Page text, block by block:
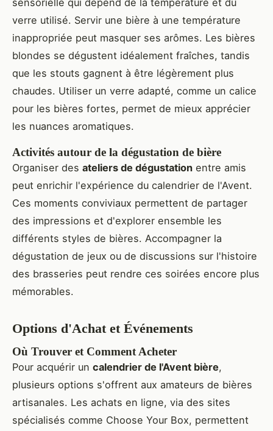
verre utilisé. Servir une bière à une température
inappropriée peut masquer ses arômes. Les bières
blondes se dégustent idéalement fraîches, tandis
que les stouts gagnent à être légèrement plus
chaudes. Utiliser un verre adapté, comme un calice
pour les bières fortes, permet de mieux apprécier
les nuances aromatiques.
Activités autour de la dégustation de bière
Organiser des ateliers de dégustation entre amis
peut enrichir l'expérience du calendrier de l'Avent.
Ces moments conviviaux permettent de partager
des impressions et d'explorer ensemble les
différents styles de bières. Accompagner la
dégustation de jeux ou de discussions sur l'histoire
des brasseries peut rendre ces soirées encore plus
mémorables.
Options d'Achat et Événements
Où Trouver et Comment Acheter
Pour acquérir un calendrier de l'Avent bière,
plusieurs options s'offrent aux amateurs de bières
artisanales. Les achats en ligne, via des sites
spécialisés comme Choose Your Box, permettent